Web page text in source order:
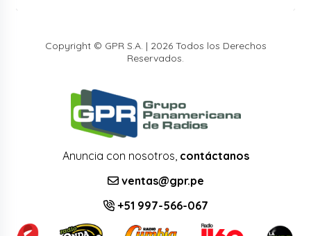
Copyright © GPR S.A. | 2026 Todos los Derechos
Reservados.
Anuncia con nosotros, contáctanos
ventas@gpr.pe
+51 997-566-067